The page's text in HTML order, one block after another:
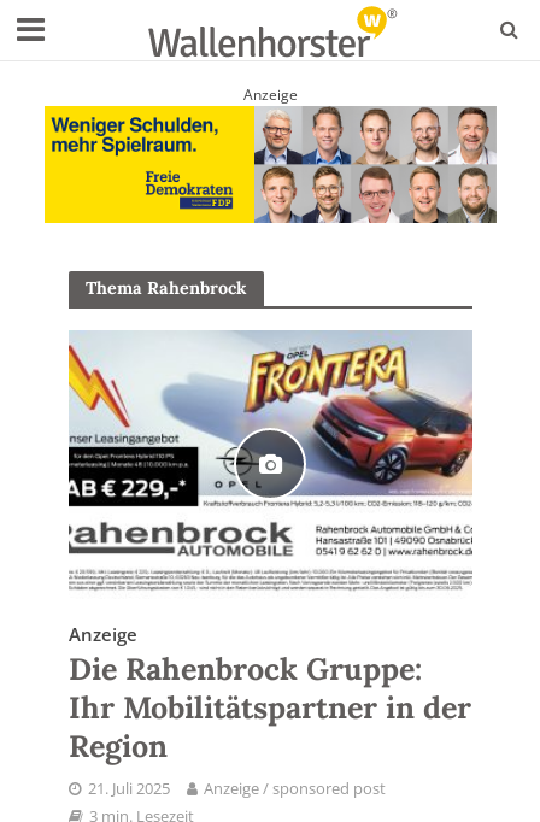
Anzeige
Thema Rahenbrock
Anzeige
Die Rahenbrock Gruppe:
Ihr Mobilitätspartner in der
Region
21. Juli 2025
Anzeige / sponsored post
3 min. Lesezeit